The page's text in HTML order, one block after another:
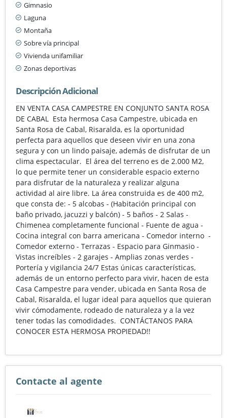
Gimnasio
Laguna
Montaña
Sobre vía principal
Vivienda unifamiliar
Zonas deportivas
Descripción Adicional
EN VENTA CASA CAMPESTRE EN CONJUNTO SANTA ROSA
DE CABAL Esta hermosa Casa Campestre, ubicada en
Santa Rosa de Cabal, Risaralda, es la oportunidad
perfecta para aquellos que deseen vivir en una zona
segura y con un lindo paisaje, además de disfrutar de un
clima espectacular. El área del terreno es de 2.000 M2,
lo que permite tener un considerable espacio externo
para disfrutar de la naturaleza y realizar alguna
actividad al aire libre. La área construida es de 400 m2,
que consta de: - 5 alcobas - (Habitación principal con
baño privado, jacuzzi y balcón) - 5 baños - 2 Salas -
Chimenea completamente funcional - Fuente de agua -
Cocina integral con barra americana - Comedor interno -
Comedor externo - Terrazas - Espacio para Ginmasio -
Vistas increíbles - 2 garajes - Amplias zonas verdes -
Portería y vigilancia 24/7 Estas únicas características,
además de un entorno perfecto para vivir, hacen de esta
Casa Campestre para vender, ubicada en Santa Rosa de
Cabal, Risaralda, el lugar ideal para aquellos que quieran
vivir cómodamente, rodeado de naturaleza y a la vez
tener todas las comodidades. CONTÁCTANOS PARA
CONOCER ESTA HERMOSA PROPIEDAD!!
Contacte al agente